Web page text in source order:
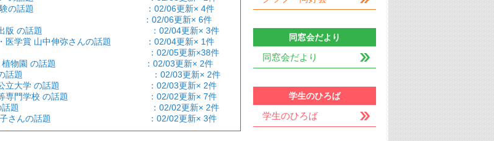
進学・受験の話題 ：02/06更新× 4件
の話題 ：02/06更新× 6件
雑誌・出版 の話題 ：02/04更新× 3件
・医学賞 山中伸弥さんの話題 ：02/04更新× 1件
会 の話題 ：02/05更新×38件
学 附属 植物園 の話題 ：02/03更新× 2件
ん(医師) の話題 ：02/03更新× 2件
が大阪公立大学 の話題 ：02/03更新× 2件
業高等専門学校 の話題 ：02/02更新× 7件
英一監督 の話題 ：02/02更新× 2件
岡多恵子さんの話題 ：02/02更新× 3件
同窓会だより
同窓会だより
学生のひろば
学生のひろば